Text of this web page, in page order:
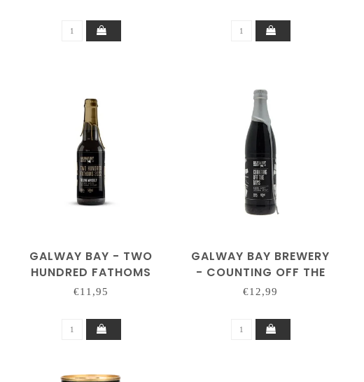
GALWAY BAY - TWO
HUNDRED FATHOMS
2022
€11,95
GALWAY BAY BREWERY
- COUNTING OFF THE
DAYS (BA)
€12,99